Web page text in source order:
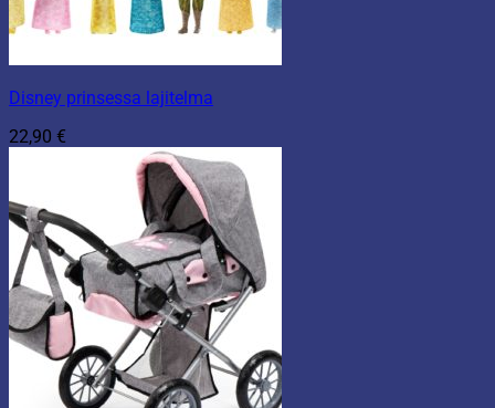
Disney prinsessa lajitelma
22,90 €